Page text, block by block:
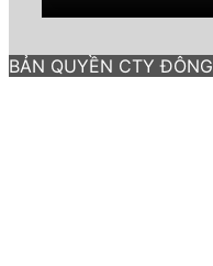
BẢN QUYỀN CTY